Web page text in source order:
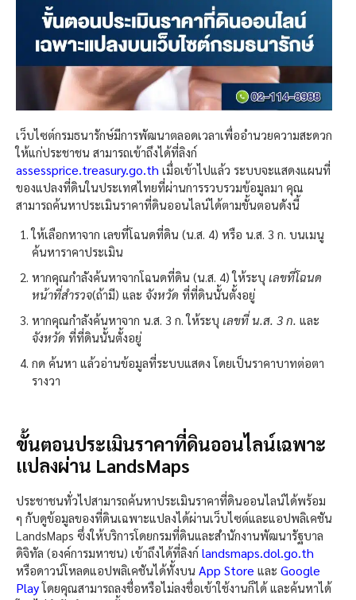
เว็บไซต์กรมธนารักษ์มีการพัฒนาตลอดเวลาเพื่ออำนวยความสะดวก
ให้แก่ประชาชน สามารถเข้าถึงได้ที่ลิงก์
assessprice.treasury.go.th เมื่อเข้าไปแล้ว ระบบจะแสดงแผนที่
ของแปลงที่ดินในประเทศไทยที่ผ่านการรวบรวมข้อมูลมา คุณ
สามารถค้นหาประเมินราคาที่ดินออนไลน์ได้ตามขั้นตอนดังนี้
ให้เลือกหาจาก เลขที่โฉนดที่ดิน (น.ส. 4) หรือ น.ส. 3 ก. บนเมนู
ค้นหาราคาประเมิน
หากคุณกำลังค้นหาจากโฉนดที่ดิน (น.ส. 4) ให้ระบุ เลขที่โฉนด
หน้าที่สำรวจ(ถ้ามี) และ จังหวัดที่ที่ดินนั้นตั้งอยู่
หากคุณกำลังค้นหาจาก น.ส. 3 ก. ให้ระบุ เลขที่ น.ส. 3 ก. และ
จังหวัดที่ที่ดินนั้นตั้งอยู่
กด ค้นหา แล้วอ่านข้อมูลที่ระบบแสดง โดยเป็นราคาบาทต่อตา
รางวา
ขั้นตอนประเมินราคาที่ดินออนไลน์เฉพาะ
แปลงผ่าน LandsMaps
ประชาชนทั่วไปสามารถค้นหาประเมินราคาที่ดินออนไลน์ได้พร้อม
ๆ กับดูข้อมูลของที่ดินเฉพาะแปลงได้ผ่านเว็บไซต์และแอปพลิเคชัน
LandsMaps ซึ่งให้บริการโดยกรมที่ดินและสำนักงานพัฒนารัฐบาล
ดิจิทัล (องค์การมหาชน) เข้าถึงได้ที่ลิงก์ landsmaps.dol.go.th
หรือดาวน์โหลดแอปพลิเคชันได้ทั้งบน App Store และ Google
Playโดยคุณสามารถลงชื่อหรือไม่ลงชื่อเข้าใช้งานก็ได้ และค้นหาได้